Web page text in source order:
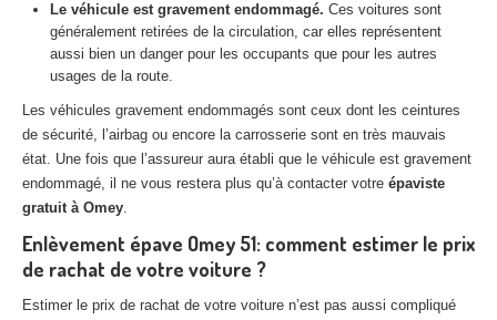
DOCUMENTSÀ JOINDRE
RACHATVÉHICULES
CONTACT
01 83 64 20 40
Le véhicule est gravement endommagé. Ces voitures sont
généralement retirées de la circulation, car elles représentent
aussi bien un danger pour les occupants que pour les autres
usages de la route.
Les véhicules gravement endommagés sont ceux dont les ceintures
de sécurité, l’airbag ou encore la carrosserie sont en très mauvais
état. Une fois que l’assureur aura établi que le véhicule est gravement
endommagé, il ne vous restera plus qu’à contacter votre épaviste
gratuit à Omey.
Enlèvement épave Omey 51: comment estimer le prix
de rachat de votre voiture ?
Estimer le prix de rachat de votre voiture n’est pas aussi compliqué